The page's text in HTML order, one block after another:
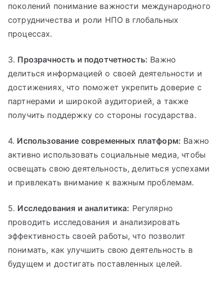
поколений понимание важности международного
сотрудничества и роли НПО в глобальных
процессах.
3. Прозрачность и подотчетность: Важно
делиться информацией о своей деятельности и
достижениях, что поможет укрепить доверие с
партнерами и широкой аудиторией, а также
получить поддержку со стороны государства.
4. Использование современных платформ: Важно
активно использовать социальные медиа, чтобы
освещать свою деятельность, делиться успехами
и привлекать внимание к важным проблемам.
5. Исследования и аналитика: Регулярно
проводить исследования и анализировать
эффективность своей работы, что позволит
понимать, как улучшить свою деятельность в
будущем и достигать поставленных целей.